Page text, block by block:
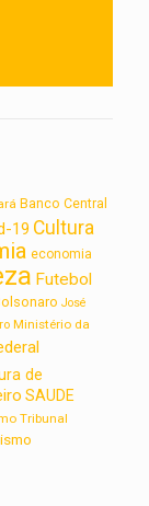
Banco Central
19 Cultura
economia
Futebol
José
Ministério da
de
SAUDE
Tribunal